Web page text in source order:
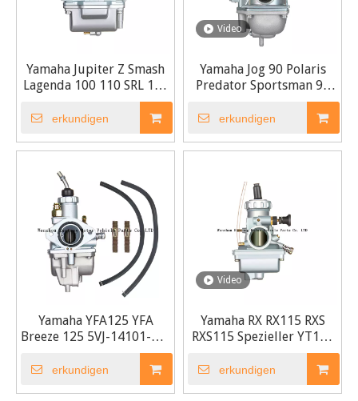
Yamaha Jupiter Z Smash
Lagenda 100 110 SRL 110
erkundigen
Video
Yamaha Jog 90 Polaris
Predator Sportsman 90
erkundigen
Yamaha YFA125 YFA
Breeze 125 5VJ-14101-00-
erkundigen
Video
Yamaha RX RX115 RXS
RXS115 Spezieller YT115
erkundigen